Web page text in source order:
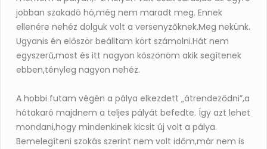
jobban szakadó hó,még nem maradt meg. Ennek
ellenére nehéz dolguk volt a versenyzőknek.Meg nekünk.
Ugyanis én először beálltam kört számolni.Hát nem
egyszerű,most és itt nagyon köszönöm akik segítenek
ebben,tényleg nagyon nehéz.
A hobbi futam végén a pálya elkezdett „átrendeződni”,a
hótakaró majdnem a teljes pályát befedte. Így azt lehet
mondani,hogy mindenkinek kicsit új volt a pálya.
Bemelegíteni szokás szerint nem volt időm,már nem is